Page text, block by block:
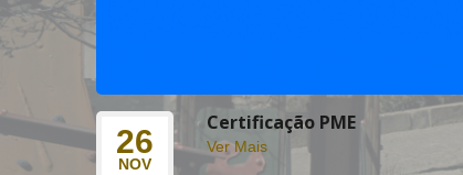
26
NOV
Certificação PME
Ver Mais